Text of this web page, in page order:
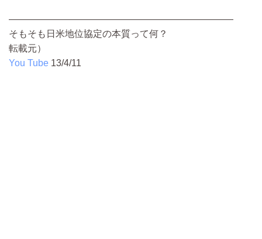
————————————————————————
そもそも日米地位協定の本質って何？
転載元）
You Tube 13/4/11